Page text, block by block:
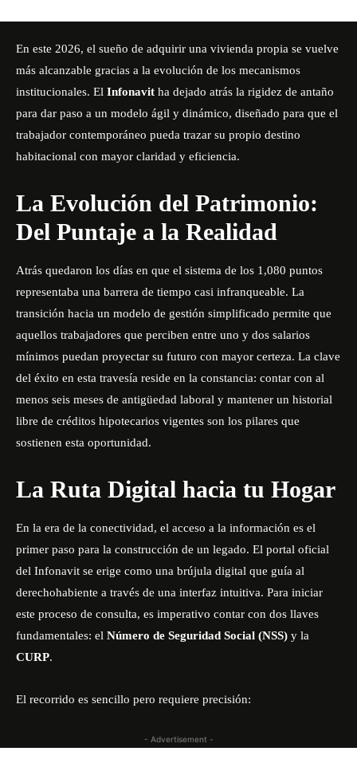
En este 2026, el sueño de adquirir una vivienda propia se vuelve
más alcanzable gracias a la evolución de los mecanismos
institucionales. El Infonavit ha dejado atrás la rigidez de antaño
para dar paso a un modelo ágil y dinámico, diseñado para que el
trabajador contemporáneo pueda trazar su propio destino
habitacional con mayor claridad y eficiencia.
La Evolución del Patrimonio:
Del Puntaje a la Realidad
Atrás quedaron los días en que el sistema de los 1,080 puntos
representaba una barrera de tiempo casi infranqueable. La
transición hacia un modelo de gestión simplificado permite que
aquellos trabajadores que perciben entre uno y dos salarios
mínimos puedan proyectar su futuro con mayor certeza. La clave
del éxito en esta travesía reside en la constancia: contar con al
menos seis meses de antigüedad laboral y mantener un historial
libre de créditos hipotecarios vigentes son los pilares que
sostienen esta oportunidad.
La Ruta Digital hacia tu Hogar
En la era de la conectividad, el acceso a la información es el
primer paso para la construcción de un legado. El portal oficial
del Infonavit se erige como una brújula digital que guía al
derechohabiente a través de una interfaz intuitiva. Para iniciar
este proceso de consulta, es imperativo contar con dos llaves
fundamentales: el Número de Seguridad Social (NSS) y la
CURP.
El recorrido es sencillo pero requiere precisión:
- Advertisement -